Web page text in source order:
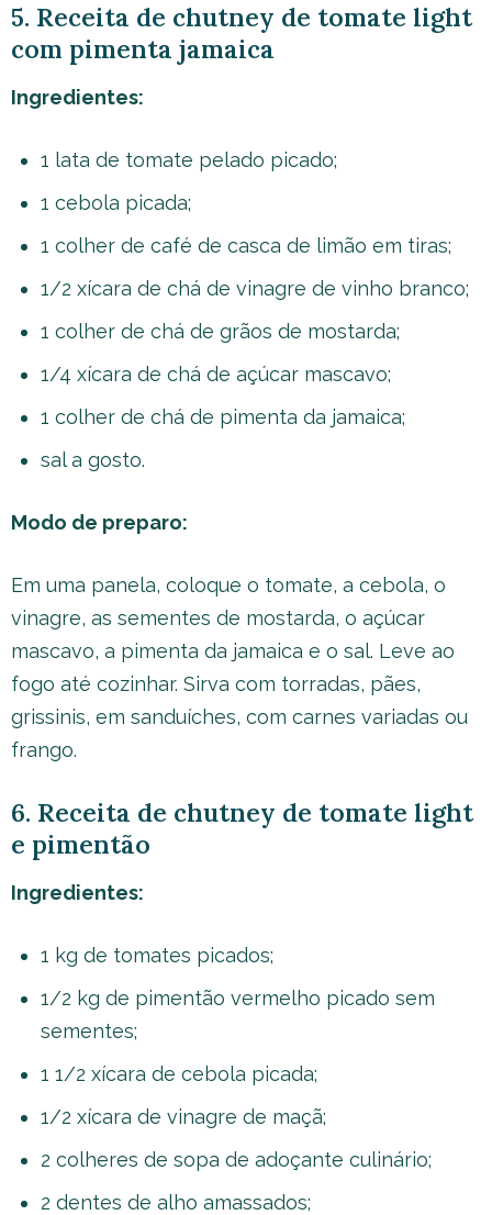
5. Receita de chutney de tomate light
com pimenta jamaica
Ingredientes:
1 lata de tomate pelado picado;
1 cebola picada;
1 colher de café de casca de limão em tiras;
1/2 xícara de chá de vinagre de vinho branco;
1 colher de chá de grãos de mostarda;
1/4 xícara de chá de açúcar mascavo;
1 colher de chá de pimenta da jamaica;
sal a gosto.
Modo de preparo:
Em uma panela, coloque o tomate, a cebola, o
vinagre, as sementes de mostarda, o açúcar
mascavo, a pimenta da jamaica e o sal. Leve ao
fogo até cozinhar. Sirva com torradas, pães,
grissinis, em sanduíches, com carnes variadas ou
frango.
6. Receita de chutney de tomate light
e pimentão
Ingredientes:
1 kg de tomates picados;
1/2 kg de pimentão vermelho picado sem
sementes;
1 1/2 xícara de cebola picada;
1/2 xícara de vinagre de maçã;
2 colheres de sopa de adoçante culinário;
2 dentes de alho amassados;